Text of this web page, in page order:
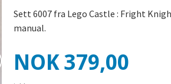
Next
Sett 6007 fra Lego Castle : Fright
manual.
Pris
NOK379,00